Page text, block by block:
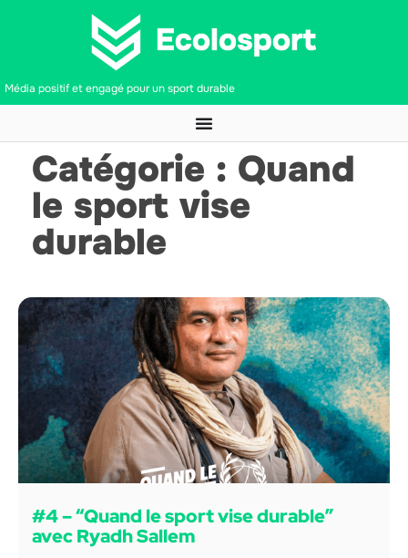
Média positif et engagé pour un sport durable
Catégorie : Quand
le sport vise
durable
#4 – “Quand le sport vise durable”
avec Ryadh Sallem